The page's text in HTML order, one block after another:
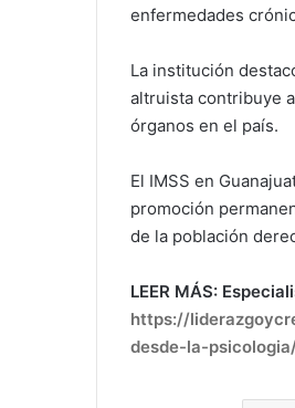
enfermedades
La institución
altruista contribuye
órganos en el país.
El IMSS en
promoción
de la población
LEER MÁS:
https://
desde-la-